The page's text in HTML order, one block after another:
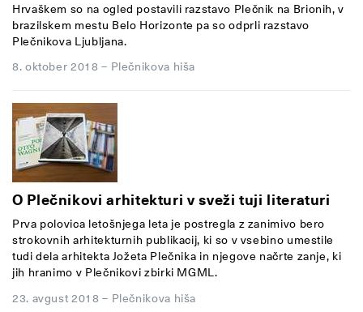
Hrvaškem so na ogled postavili razstavo Plečnik na Brionih, v
brazilskem mestu Belo Horizonte pa so odprli razstavo
Plečnikova Ljubljana.
8. oktober 2018 – Plečnikova hiša
O Plečnikovi arhitekturi v sveži tuji literaturi
Prva polovica letošnjega leta je postregla z zanimivo bero
strokovnih arhitekturnih publikacij, ki so v vsebino umestile
tudi dela arhitekta Jožeta Plečnika in njegove načrte zanje, ki
jih hranimo v Plečnikovi zbirki MGML.
23. avgust 2018 – Plečnikova hiša